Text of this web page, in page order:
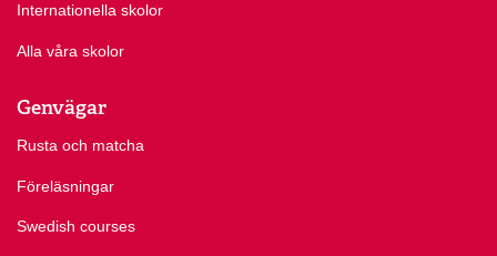
Internationella skolor
Alla våra skolor
Genvägar
Rusta och matcha
Föreläsningar
Swedish courses